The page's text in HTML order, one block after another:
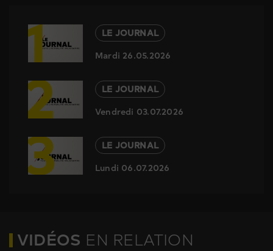
1
LE JOURNAL
Mardi 26.05.2026
2
LE JOURNAL
Vendredi 03.07.2026
3
LE JOURNAL
Lundi 06.07.2026
VIDÉOS EN RELATION